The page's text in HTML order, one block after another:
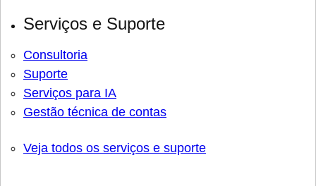
Serviços e Suporte
Consultoria
Suporte
Serviços para IA
Gestão técnica de contas
Veja todos os serviços e suporte